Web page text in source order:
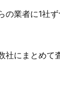
業者に1社
にまとめ